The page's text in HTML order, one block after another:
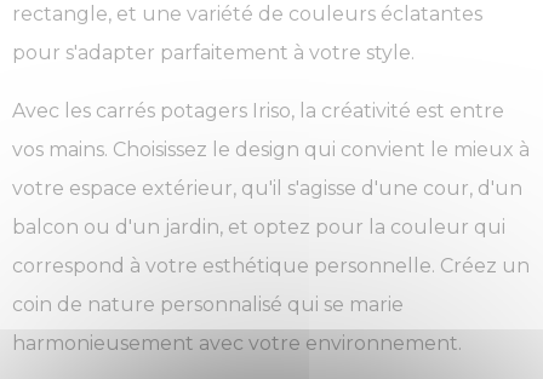
rectangle, et une variété de couleurs éclatantes
pour s'adapter parfaitement à votre style.
Avec les carrés potagers Iriso, la créativité est entre
vos mains. Choisissez le design qui convient le mieux à
votre espace extérieur, qu'il s'agisse d'une cour, d'un
balcon ou d'un jardin, et optez pour la couleur qui
correspond à votre esthétique personnelle. Créez un
coin de nature personnalisé qui se marie
harmonieusement avec votre environnement.